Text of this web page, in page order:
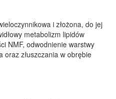
i złożona, do jej
metabolizm lipidów
NMF, odwodnienie warstwy
oraz złuszczania w obrębie